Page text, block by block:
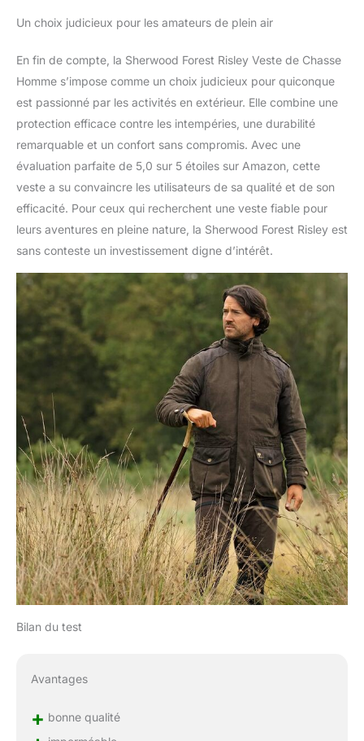
Un choix judicieux pour les amateurs de plein air
En fin de compte, la Sherwood Forest Risley Veste de Chasse
Homme s’impose comme un choix judicieux pour quiconque
est passionné par les activités en extérieur. Elle combine une
protection efficace contre les intempéries, une durabilité
remarquable et un confort sans compromis. Avec une
évaluation parfaite de 5,0 sur 5 étoiles sur Amazon, cette
veste a su convaincre les utilisateurs de sa qualité et de son
efficacité. Pour ceux qui recherchent une veste fiable pour
leurs aventures en pleine nature, la Sherwood Forest Risley est
sans conteste un investissement digne d’intérêt.
Bilan du test
Avantages
+ bonne qualité